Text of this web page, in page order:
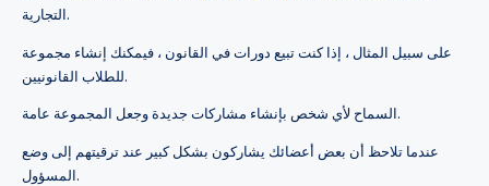
التجارية.
على سبيل المثال ، إذا كنت تبيع دورات في القانون ، فيمكنك إنشاء مجموعة
للطلاب القانونيين.
السماح لأي شخص بإنشاء مشاركات جديدة وجعل المجموعة عامة.
عندما تلاحظ أن بعض أعضائك يشاركون بشكل كبير عند ترقيتهم إلى وضع
المسؤول.